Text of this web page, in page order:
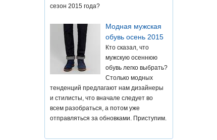
сезон 2015 года?
Модная мужская
обувь осень 2015
Кто сказал, что
мужскую осеннюю
обувь легко выбрать?
Столько модных
тенденций предлагают нам дизайнеры
и стилисты, что вначале следует во
всем разобраться, а потом уже
отправляться за обновками. Приступим.